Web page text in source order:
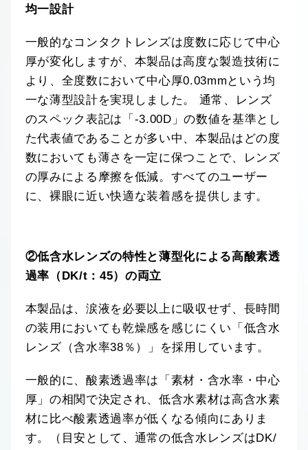
均一設計
一般的なコンタクトレンズは度数に応じて中心
厚が変化しますが、本製品は高度な製造技術に
より、全度数において中心厚0.03mmという均
一な薄型設計を実現しました。 通常、レンズ
のスペック表記は「-3.00D」の数値を基準とし
た代表値であることが多い中、本製品はどの度
数においても薄さを一定に保つことで、レンズ
の厚みによる摩擦を低減。すべてのユーザー
に、裸眼に近い快適な装着感を提供します。
②低含水レンズの特性と薄型化による高酸素透
過率（DK/t：45）の両立
本製品は、涙液を必要以上に吸収せず、長時間
の装用においても乾燥感を感じにくい「低含水
レンズ（含水率38％）」を採用しています。
一般的に、酸素透過率は「素材・含水率・中心
厚」の相関で決定され、低含水素材は高含水素
材に比べ酸素透過率が低くなる傾向にありま
す。（目安として、通常の低含水レンズはDK/